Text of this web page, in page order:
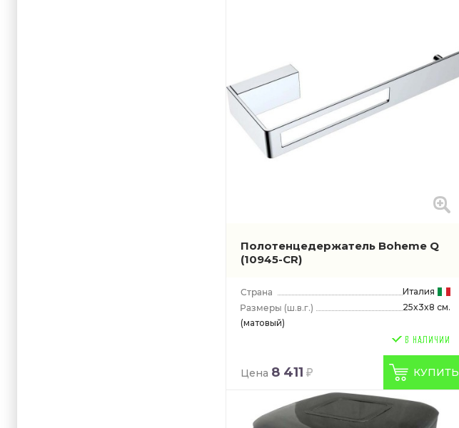
Полотенцедержатель Boheme Q
(10945-CR)
Италия
(ш.в.г.)
25x3x8 см.
(матовый)
Цена 8 411 КУПИТЬ